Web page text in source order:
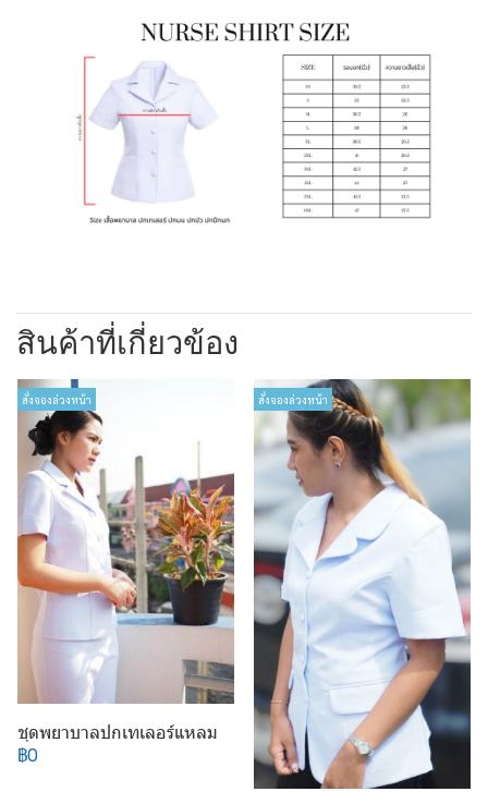
สินค้าที่เกี่ยวข้อง
สั่งจองล่วงหน้า
ชุดพยาบาลปกเทเลอร์แหลม
฿0
สั่งจองล่วงหน้า